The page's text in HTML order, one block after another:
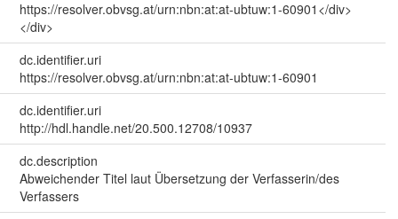
https://resolver.obvsg.at/urn:nbn:at:at-ubtuw:1-60901</div>
</div>
dc.identifier.uri
https://resolver.obvsg.at/urn:nbn:at:at-ubtuw:1-60901
dc.identifier.uri
http://hdl.handle.net/20.500.12708/10937
dc.description
Abweichender Titel laut Übersetzung der Verfasserin/des
Verfassers